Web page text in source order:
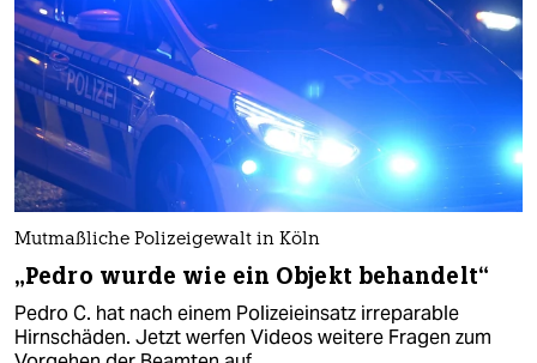
Mutmaßliche Polizeigewalt in Köln
„Pedro wurde wie ein Objekt behandelt“
Pedro C. hat nach einem Polizeieinsatz irreparable
Hirnschäden. Jetzt werfen Videos weitere Fragen zum